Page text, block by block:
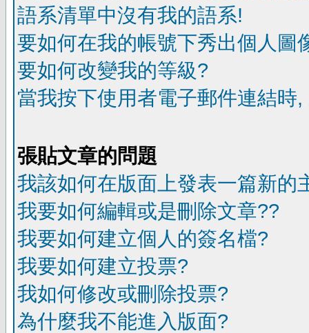
語系清單中沒有我的語系!
要如何在我的帳號下秀出個人圖
要如何改變我的等級?
當我按下使用者電子郵件連結時
張貼文章的問題
我該如何在版面上發表一篇新的
我要如何編輯或是刪除文章??
我要如何建立個人的簽名檔?
我要如何建立投票?
我如何修改或刪除投票?
為什麼我不能進入版面?